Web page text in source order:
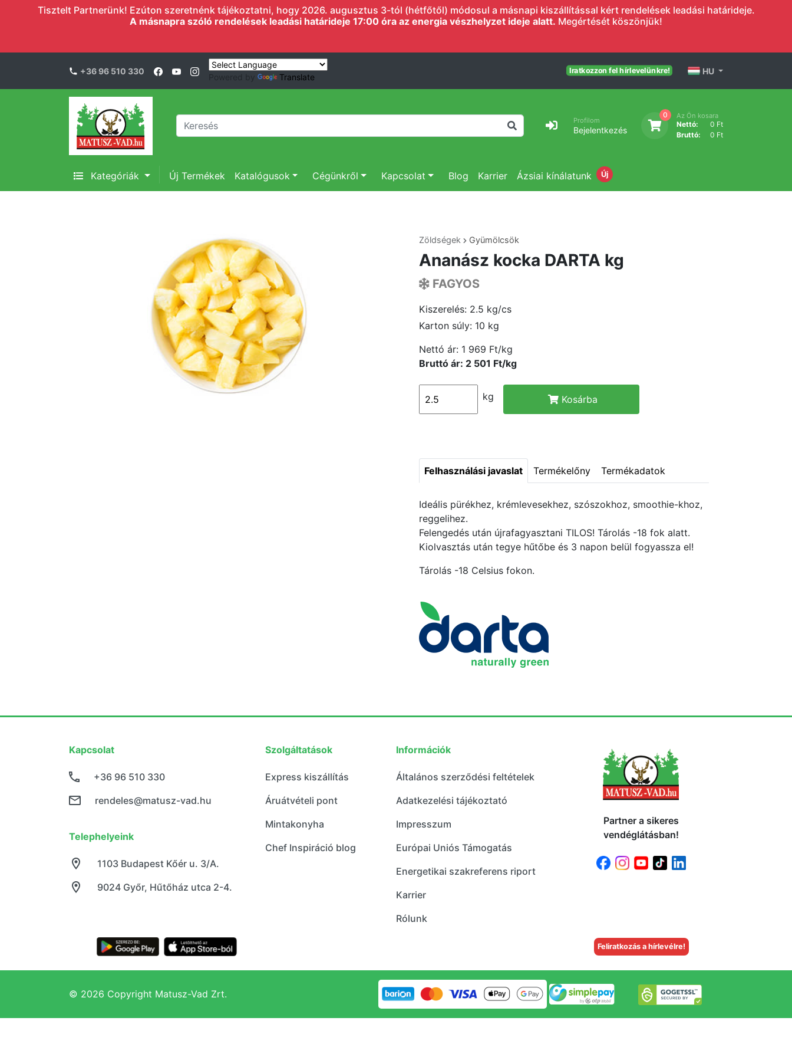
Tisztelt Partnerünk! Ezúton szeretnénk tájékoztatni, hogy 2026. augusztus 3-tól (hétfőtől) módosul a másnapi kiszállítással kért rendelések leadási határideje.
A másnapra szóló rendelések leadási határideje 17:00 óra az energia vészhelyzet ideje alatt. Megértését köszönjük!
+36 96 510 330
Powered by Translate
Iratkozzon fel hírlevelünkre! HU
Profilom
Bejelentkezés
0 Az Ön kosara
Nettó:
0 Ft
Bruttó:
0 Ft
Kategóriák Új Termékek Katalógusok Cégünkről Kapcsolat Blog Karrier Ázsiai kínálatunk Új
Zöldségek Gyümölcsök
Ananász kocka DARTA kg
FAGYOS
Kiszerelés: 2.5 kg/cs
Karton súly: 10 kg
Nettó ár: 1 969 Ft/kg
Bruttó ár: 2 501 Ft/kg
kg Kosárba
Felhasználási javaslat Termékelőny Termékadatok
Ideális pürékhez, krémlevesekhez, szószokhoz, smoothie-khoz,
reggelihez.
Felengedés után újrafagyasztani TILOS! Tárolás -18 fok alatt.
Kiolvasztás után tegye hűtőbe és 3 napon belül fogyassza el!
Tárolás -18 Celsius fokon.
Kapcsolat
+36 96 510 330
rendeles@matusz-vad.hu
Telephelyeink
9024 Győr, Hűtőház utca 2-4.
1103 Budapest Kőér u. 3/A.
Szolgáltatások
Express kiszállítás
Áruátvételi pont
Mintakonyha
Chef Inspiráció blog
Információk
Általános szerződési feltételek
Adatkezelési tájékoztató
Impresszum
Európai Uniós Támogatás
Energetikai szakreferens riport
Karrier
Rólunk
Partner a sikeres
vendéglátásban!
Feliratkozás a hírlevélre!
© 2026 Copyright Matusz-Vad Zrt.